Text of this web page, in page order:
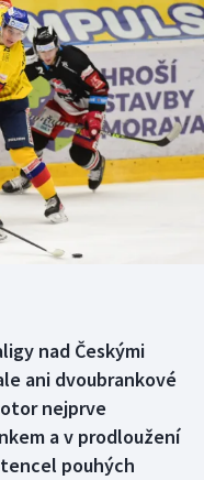
nad Českými
ani dvoubrankové
nejprve
a v prodloužení
pouhých